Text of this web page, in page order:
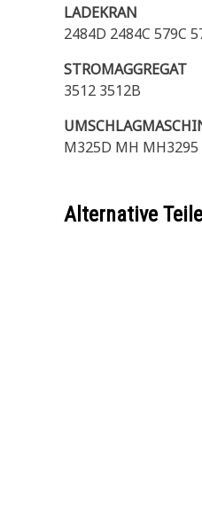
LADEKRAN
2484D 2484C 579C
STROMAGGREGAT
3512 3512B
M325D MH
Alternative